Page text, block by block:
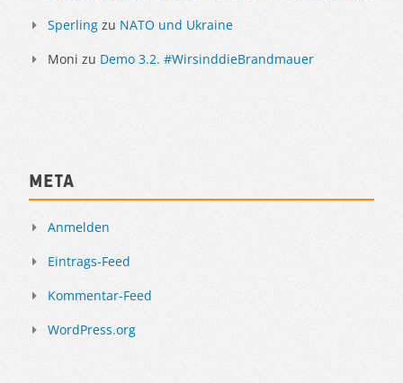
Sperling zu NATO und Ukraine
Moni zu Demo 3.2. #WirsinddieBrandmauer
Meta
Anmelden
Eintrags-Feed
Kommentar-Feed
WordPress.org